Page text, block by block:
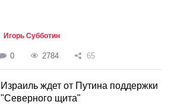
Игорь Субботин
0 2784 65
Израиль ждет от Путина поддержки
"Северного щита"